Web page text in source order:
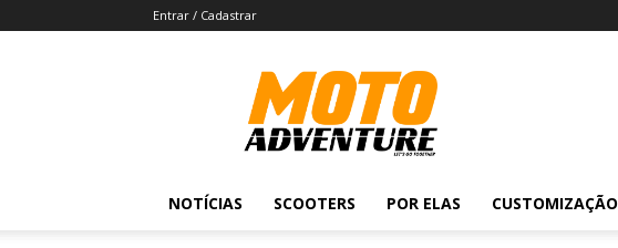
Entrar / Cadastrar
Revista
Moto
Adventure
NOTÍCIAS SCOOTERS POR ELAS CUSTOMIZAÇÃO